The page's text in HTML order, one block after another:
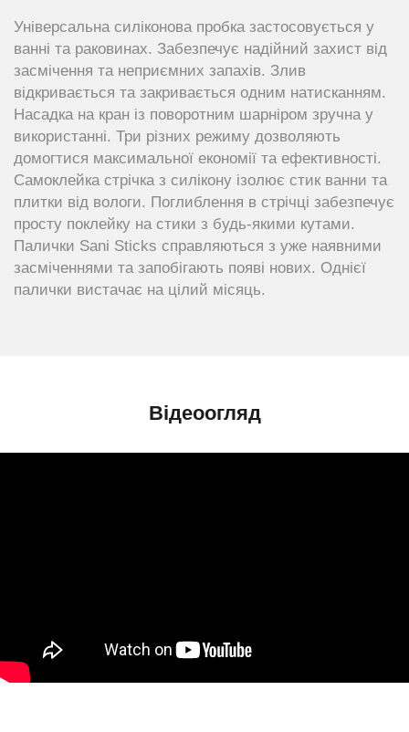
Універсальна силіконова пробка застосовується у
ванні та раковинах. Забезпечує надійний захист від
засмічення та неприємних запахів. Злив
відкривається та закривається одним натисканням.
Насадка на кран із поворотним шарніром зручна у
використанні. Три різних режиму дозволяють
домогтися максимальної економії та ефективності.
Самоклейка стрічка з силікону ізолює стик ванни та
плитки від вологи. Поглиблення в стрічці забезпечує
просту поклейку на стики з будь-якими кутами.
Палички Sani Sticks справляються з уже наявними
засміченнями та запобігають появі нових. Однієї
палички вистачає на цілий місяць.
Відеоогляд